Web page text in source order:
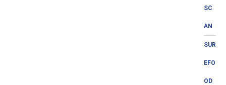
SC
AN
SUR
EFO
OD